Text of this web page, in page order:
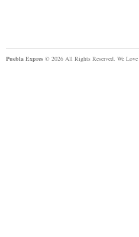
Puebla Expres © 2026 All Rights Reserved. We Love